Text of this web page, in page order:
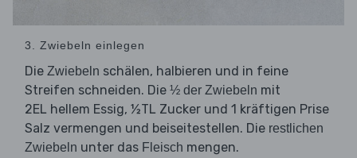
3. Zwiebeln einlegen
Die Zwiebeln schälen, halbieren und in feine
Streifen schneiden. Die ½ der Zwiebeln mit
2EL hellem Essig, ½TL Zucker und 1 kräftigen Prise
Salz vermengen und beiseitestellen. Die restlichen
Zwiebeln unter das Fleisch mengen.